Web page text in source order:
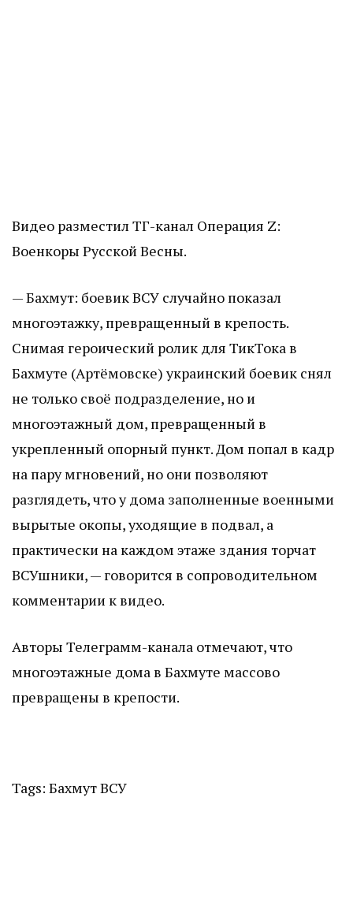
Видео разместил ТГ-канал Операция Z:
Военкоры Русской Весны.
— Бахмут: боевик ВСУ случайно показал
многоэтажку, превращенный в крепость.
Снимая героический ролик для ТикТока в
Бахмуте (Артёмовске) украинский боевик снял
не только своё подразделение, но и
многоэтажный дом, превращенный в
укрепленный опорный пункт. Дом попал в кадр
на пару мгновений, но они позволяют
разглядеть, что у дома заполненные военными
вырытые окопы, уходящие в подвал, а
практически на каждом этаже здания торчат
ВСУшники, — говорится в сопроводительном
комментарии к видео.
Авторы Телеграмм-канала отмечают, что
многоэтажные дома в Бахмуте массово
превращены в крепости.
Tags: БахмутВСУ